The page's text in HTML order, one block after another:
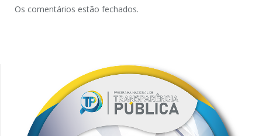
Os comentários estão fechados.